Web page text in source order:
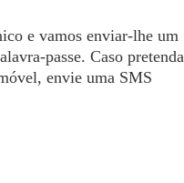
e vamos enviar-lhe um
passe. Caso pretenda
envie uma SMS